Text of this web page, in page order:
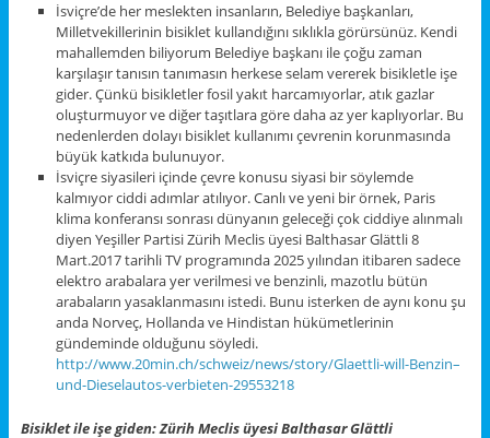
İsviçre’de her meslekten insanların, Belediye başkanları,
Milletvekillerinin bisiklet kullandığını sıklıkla görürsünüz. Kendi
mahallemden biliyorum Belediye başkanı ile çoğu zaman
karşılaşır tanısın tanımasın herkese selam vererek bisikletle işe
gider. Çünkü bisikletler fosil yakıt harcamıyorlar, atık gazlar
oluşturmuyor ve diğer taşıtlara göre daha az yer kaplıyorlar. Bu
nedenlerden dolayı bisiklet kullanımı çevrenin korunmasında
büyük katkıda bulunuyor.
İsviçre siyasileri içinde çevre konusu siyasi bir söylemde
kalmıyor ciddi adımlar atılıyor. Canlı ve yeni bir örnek, Paris
klima konferansı sonrası dünyanın geleceği çok ciddiye alınmalı
diyen Yeşiller Partisi Zürih Meclis üyesi Balthasar Glättli 8
Mart.2017 tarihli TV programında 2025 yılından itibaren sadece
elektro arabalara yer verilmesi ve benzinli, mazotlu bütün
arabaların yasaklanmasını istedi. Bunu isterken de aynı konu şu
anda Norveç, Hollanda ve Hindistan hükümetlerinin
gündeminde olduğunu söyledi.
http://www.20min.ch/schweiz/news/story/Glaettli-will-Benzin–
und-Dieselautos-verbieten-29553218
Bisiklet ile işe giden: Zürih Meclis üyesi Balthasar Glättli